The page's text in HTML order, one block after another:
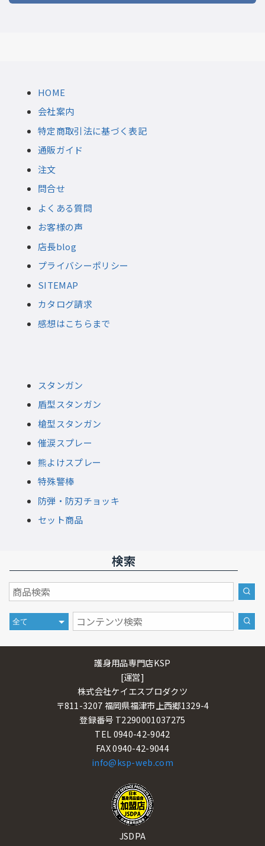
HOME
会社案内
特定商取引法に基づく表記
通販ガイド
注文
問合せ
よくある質問
お客様の声
店長blog
プライバシーポリシー
SITEMAP
カタログ請求
感想はこちらまで
スタンガン
盾型スタンガン
槍型スタンガン
催涙スプレー
熊よけスプレー
特殊警棒
防弾・防刃チョッキ
セット商品
検索
護身用品専門店KSP
[運営]
株式会社ケイエスプロダクツ
〒811-3207 福岡県福津市上西郷1329-4
登録番号 T2290001037275
TEL 0940-42-9042
FAX 0940-42-9044
info@ksp-web.com
JSDPA